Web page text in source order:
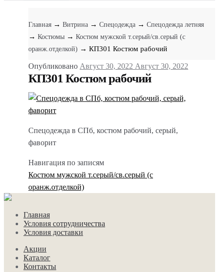
Главная → Витрина → Спецодежда → Спецодежда летняя
→ Костюмы → Костюм мужской т.серый/св.серый (с
оранж.отделкой) → КП301 Костюм рабочий
Опубликовано Август 30, 2022 Август 30, 2022
КП301 Костюм рабочий
Спецодежда в СПб, костюм рабочий, серый,
фаворит
Навигация по записям
Костюм мужской т.серый/св.серый (с
оранж.отделкой)
Главная
Условия сотрудничества
Условия доставки
Акции
Каталог
Контакты